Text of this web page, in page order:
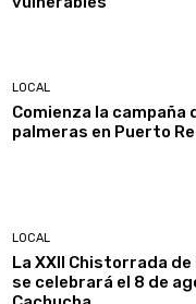
LOCAL
Comienza la campaña
palmeras en Puerto
LOCAL
La XXII Chistorrada
se celebrará el 8 de